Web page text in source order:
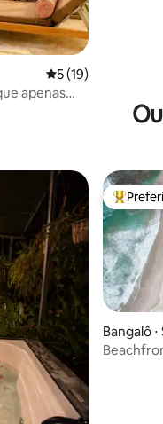
5 de uma avaliação
5 (19)
apenas
Entre os
Bangalô